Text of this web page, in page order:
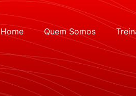
Home Quem Somos